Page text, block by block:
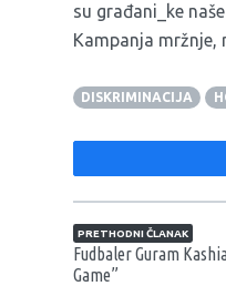
su građani_ke
Kampanja mržnje,
DISKRIMINACIJA
Navigacija
PRETHODNI ČLANAK
Fudbaler Guram
Game”